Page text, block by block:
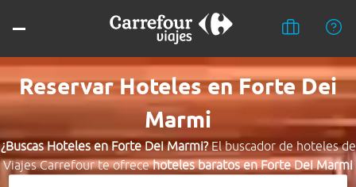
Reservar Hoteles en Forte Dei
Marmi
¿Buscas Hoteles en Forte Dei Marmi?El buscador de hoteles de
Viajes Carrefour te ofrecehoteles baratos en Forte Dei Marmi